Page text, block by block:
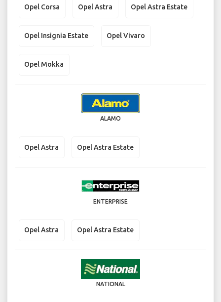
Opel Corsa Opel Astra Opel Astra Estate
Opel Insignia Estate Opel Vivaro
Opel Mokka
ALAMO
Opel Astra Opel Astra Estate
ENTERPRISE
Opel Astra Opel Astra Estate
NATIONAL